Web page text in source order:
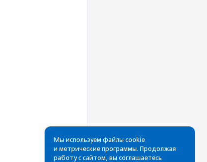
Мы используем файлы cookie
и метрические программы. Продолжая
работу с сайтом, вы соглашаетесь